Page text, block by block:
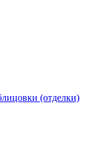
(отделки)